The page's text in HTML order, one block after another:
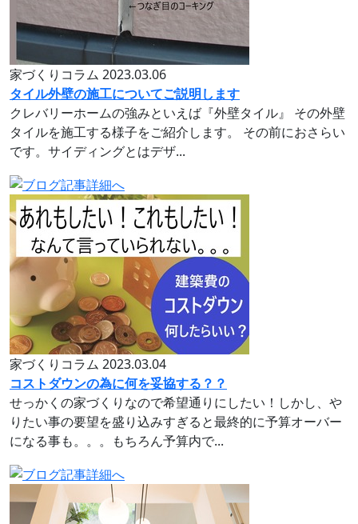
家づくりコラム 2023.03.06
タイル外壁の施工についてご説明します
クレバリーホームの強みといえば『外壁タイル』 その外壁
タイルを施工する様子をご紹介します。 その前におさらい
です。サイディングとはデザ...
家づくりコラム 2023.03.04
コストダウンの為に何を妥協する？？
せっかくの家づくりなので希望通りにしたい！しかし、や
りたい事の要望を盛り込みすぎると最終的に予算オーバー
になる事も。。。もちろん予算内で...